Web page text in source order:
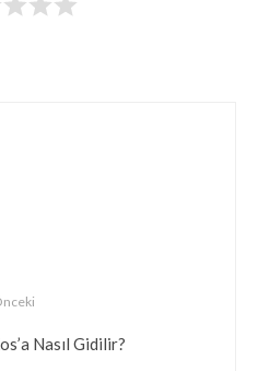
Nasıl Gidilir?